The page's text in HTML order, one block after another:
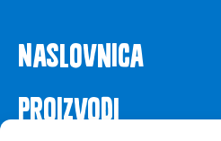
Naslovnica
Proizvodi